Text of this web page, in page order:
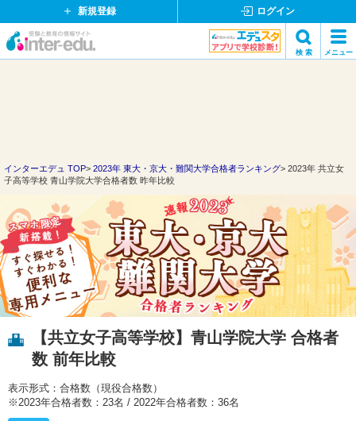
新規登録 ログイン
イ
ド
ッ
ト
コ
ム
検 索 メニュー
インターエデュ TOP 2023年 東大・京大・難関大学合格者ランキング
2023年 共立女
子高等学校 青山学院大学合格者数 昨年比較
【共立女子高等学校】青山学院大学 合格者
数 前年比較
表示形式：合格数（現役合格数）
※2023年合格者数：23名 / 2022年合格者数：36名